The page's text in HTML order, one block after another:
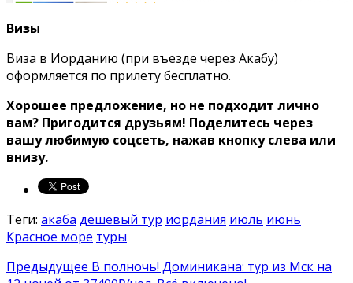
Визы
Виза в Иорданию (при въезде через Акабу)
оформляется по прилету бесплатно.
Хорошее предложение, но не подходит лично
вам? Пригодится друзьям! Поделитесь через
вашу любимую соцсеть, нажав кнопку слева или
внизу.
Теги: акаба дешевый тур иордания июль июнь
Красное море туры
Предыдущее В полночь! Доминикана: тур из Мск на